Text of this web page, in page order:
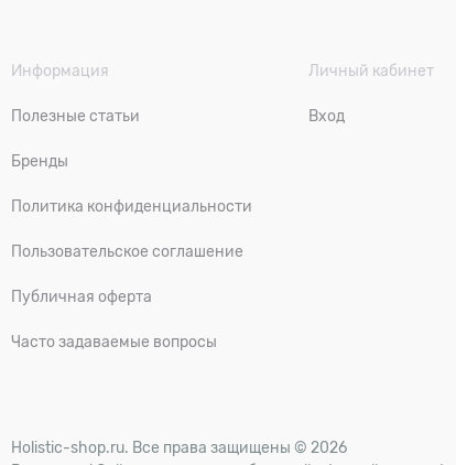
Информация
Полезные статьи
Бренды
Политика конфиденциальности
Пользовательское соглашение
Публичная оферта
Часто задаваемые вопросы
Личный кабинет
Вход
Holistic-shop.ru. Все права защищены © 2026